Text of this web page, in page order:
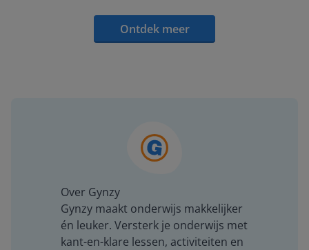
Ontdek meer
Over Gynzy
Gynzy maakt onderwijs makkelijker
én leuker. Versterk je onderwijs met
kant-en-klare lessen, activiteiten en